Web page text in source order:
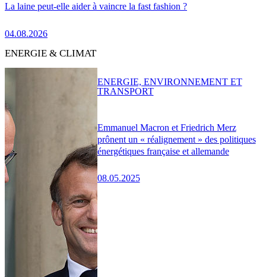
La laine peut-elle aider à vaincre la fast fashion ?
04.08.2026
ENERGIE & CLIMAT
Emmanuel Macron et Friedrich Merz
prônent un « réalignement » des politiques
énergétiques française et allemande
08.05.2025
ENERGIE, ENVIRONNEMENT ET
TRANSPORT